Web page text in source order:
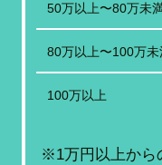
50万以上〜80万未
80万以上〜100万未
100万以上
※1万円以上から